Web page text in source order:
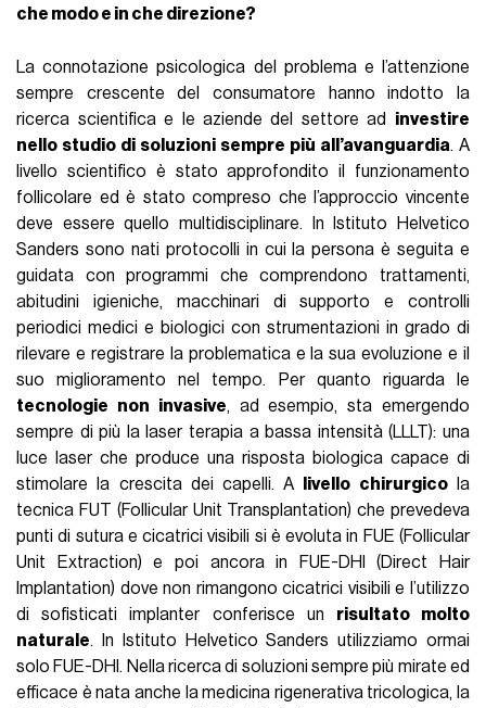
che modo e in che direzione?
La connotazione psicologica del problema e l’attenzione
sempre crescente del consumatore hanno indotto la
ricerca scientifica e le aziende del settore ad investire
nello studio di soluzioni sempre più all’avanguardia. A
livello scientifico è stato approfondito il funzionamento
follicolare ed è stato compreso che l’approccio vincente
deve essere quello multidisciplinare. In Istituto Helvetico
Sanders sono nati protocolli in cui la persona è seguita e
guidata con programmi che comprendono trattamenti,
abitudini igieniche, macchinari di supporto e controlli
periodici medici e biologici con strumentazioni in grado di
rilevare e registrare la problematica e la sua evoluzione e il
suo miglioramento nel tempo. Per quanto riguarda le
tecnologie non invasive, ad esempio, sta emergendo
sempre di più la laser terapia a bassa intensità (LLLT): una
luce laser che produce una risposta biologica capace di
stimolare la crescita dei capelli. A
livello chirurgicola
tecnica FUT (Follicular Unit Transplantation) che prevedeva
punti di sutura e cicatrici visibili si è evoluta in FUE (Follicular
Unit Extraction) e poi ancora in FUE-DHI (Direct Hair
Implantation) dove non rimangono cicatrici visibili e l’utilizzo
di sofisticati implanter conferisce un risultato molto
naturale. In Istituto Helvetico Sanders utilizziamo ormai
solo FUE-DHI. Nella ricerca di soluzioni sempre più mirate ed
efficace è nata anche la medicina rigenerativa tricologica, la